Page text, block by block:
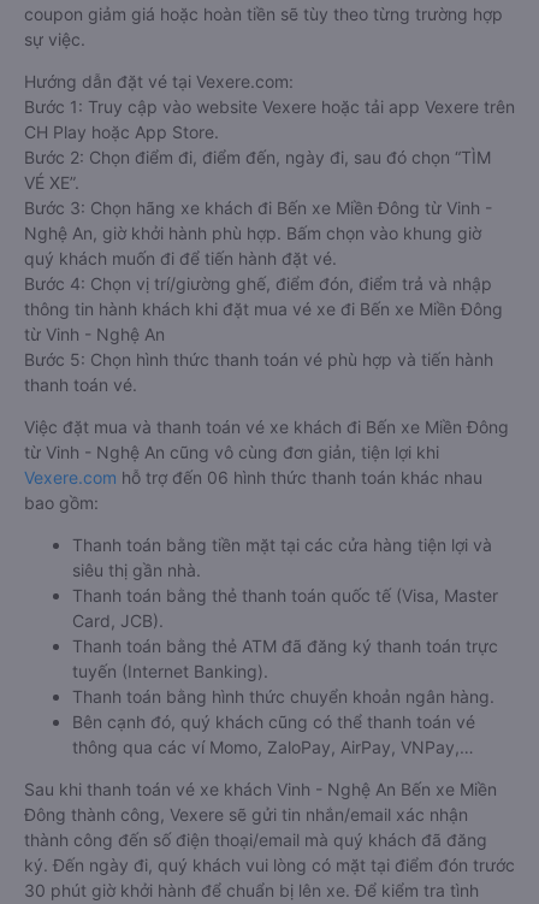
coupon giảm giá hoặc hoàn tiền sẽ tùy theo từng trường hợp
sự việc.
Hướng dẫn đặt vé tại Vexere.com:
Bước 1: Truy cập vào website Vexere hoặc tải app Vexere trên
CH Play hoặc App Store.
Bước 2: Chọn điểm đi, điểm đến, ngày đi, sau đó chọn “TÌM
VÉ XE”.
Bước 3: Chọn hãng xe khách đi Bến xe Miền Đông từ Vinh -
Nghệ An, giờ khởi hành phù hợp. Bấm chọn vào khung giờ
quý khách muốn đi để tiến hành đặt vé.
Bước 4: Chọn vị trí/giường ghế, điểm đón, điểm trả và nhập
thông tin hành khách khi đặt mua vé xe đi Bến xe Miền Đông
từ Vinh - Nghệ An
Bước 5: Chọn hình thức thanh toán vé phù hợp và tiến hành
thanh toán vé.
Việc đặt mua và thanh toán vé xe khách đi Bến xe Miền Đông
từ Vinh - Nghệ An cũng vô cùng đơn giản, tiện lợi khi
Vexere.com hỗ trợ đến 06 hình thức thanh toán khác nhau
bao gồm:
Thanh toán bằng tiền mặt tại các cửa hàng tiện lợi và
siêu thị gần nhà.
Thanh toán bằng thẻ thanh toán quốc tế (Visa, Master
Card, JCB).
Thanh toán bằng thẻ ATM đã đăng ký thanh toán trực
tuyến (Internet Banking).
Thanh toán bằng hình thức chuyển khoản ngân hàng.
Bên cạnh đó, quý khách cũng có thể thanh toán vé
thông qua các ví Momo, ZaloPay, AirPay, VNPay,…
Sau khi thanh toán vé xe khách Vinh - Nghệ An Bến xe Miền
Đông thành công, Vexere sẽ gửi tin nhắn/email xác nhận
thành công đến số điện thoại/email mà quý khách đã đăng
ký. Đến ngày đi, quý khách vui lòng có mặt tại điểm đón trước
30 phút giờ khởi hành để chuẩn bị lên xe. Để kiểm tra tình